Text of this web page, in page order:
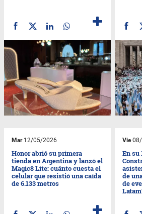
Mar12/05/2026
Honor abrió su primera
tienda en Argentina y lanzó el
Magic8 Lite: cuánto cuesta el
celular que resistió una caída
de 6.133 metros
Vie08/
En su
de
de